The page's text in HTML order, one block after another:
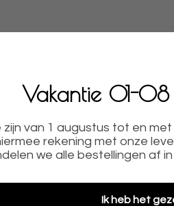
AANBRENGENMeet
van uw raam door, dan
Raamfolie voor
privacy geeft.
Vakantie 01-
zijn van 1 augustus tot en
rekening met onze
we alle bestellingen af
Ik heb het